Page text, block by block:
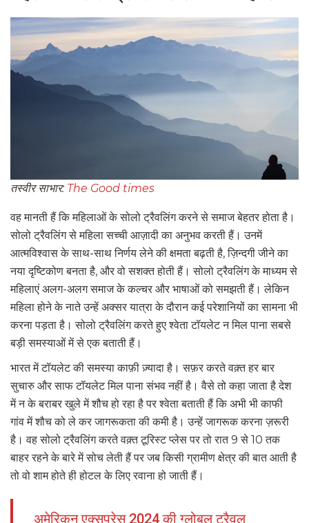
तस्वीर साभार: The Good times
वह मानती हैं कि महिलाओं के सोलो ट्रैवलिंग करने से समाज बेहतर होता है।
सोलो ट्रैवलिंग से महिला सच्ची आज़ादी का अनुभव करती हैं। उनमें
आत्मविश्वास के साथ-साथ निर्णय लेने की क्षमता बढ़ती है, ज़िन्दगी जीने का
नया दृष्टिकोण बनता है, और वो सशक्त होती हैं। सोलो ट्रैवलिंग के माध्यम से
महिलाएं अलग-अलग समाज के कल्चर और भाषाओं को समझती हैं। लेकिन
महिला होने के नाते उन्हें अक्सर यात्रा के दौरान कई परेशानियों का सामना भी
करना पड़ता है। सोलो ट्रैवलिंग करते हुए श्वेता टॉयलेट न मिल पाना सबसे
बड़ी समस्याओं में से एक बताती हैं।
भारत में टॉयलेट की समस्या काफ़ी ज़्यादा है। सफ़र करते वक़्त हर बार
सुचारु और साफ टॉयलेट मिल पाना संभव नहीं है। वैसे तो कहा जाता है देश
में न के बराबर खुले में शौच हो रहा है पर श्वेता बताती हैं कि अभी भी काफी
गांव में शौच को ले कर जागरूकता की कमी है। उन्हें जागरूक करना ज़रूरी
है। वह सोलो ट्रैवलिंग करते वक़्त टूरिस्ट प्लेस पर तो रात 9 से 10 तक
बाहर रहने के बारे में सोच लेती हैं पर जब किसी ग्रामीण क्षेत्र की बात आती है
तो वो शाम होते ही होटल के लिए रवाना हो जाती हैं।
अमेरिकन एक्सप्रेस 2024 की ग्लोबल ट्रैवल